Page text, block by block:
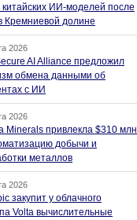
китайских ИИ-моделей после
Кремниевой долине
2026
AI Alliance предложил
обмена данными об
с ИИ
2026
Minerals привлекла $310 млн
добычи и
металлов
2026
закупит у облачного
Volta вычислительные